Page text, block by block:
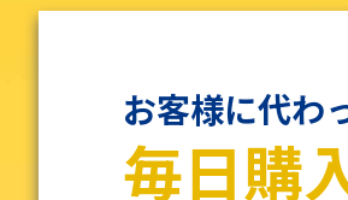
お客様に代わ
毎日購